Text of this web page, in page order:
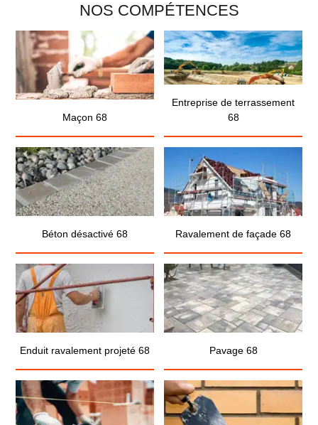
NOS COMPÉTENCES
Maçon 68
Entreprise de terrassement
68
Béton désactivé 68 Ravalement de façade 68
Enduit ravalement projeté 68 Pavage 68